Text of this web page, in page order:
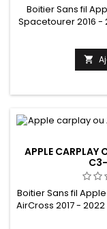
Boitier Sans fil
Spacetourer 2016 -
nous

APPLE CARPLAY
Boitier Sans fil
AirCross 2017 -